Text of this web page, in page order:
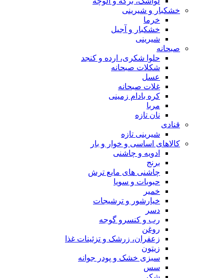
خشکبار و شیرینی
خرما
خشکبار و آجیل
شیرینی
صبحانه
حلوا شکری، ارده و کنجد
شکلات صبحانه
عسل
غلات صبحانه
کره بادام زمینی
مربا
نان تازه
قنادی
شیرینی تازه
کالاهای اساسی و خوار و بار
ادویه و چاشنی
برنج
چاشنی های مایع ترش
حبوبات و سویا
خمیر
خیارشور و ترشیجات
دسر
رب و کنسرو گوجه
روغن
زعفران، زرشک و تزئینات غذا
زیتون
سبزی خشک و پودر جوانه
سس